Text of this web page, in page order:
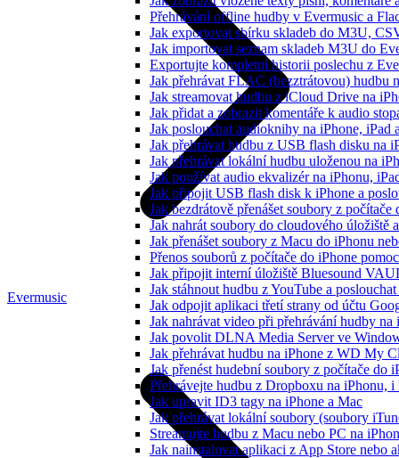
Přehrávání offline hudby v Evermusic a
Jak exportovat sbírku skladeb do M3U,
Jak importovat seznam skladeb M3U do
Exportujte kompletní historii poslechu z
Jak přehrávat FLAC (bezztrátovou) hudbu
Jak streamovat hudbu z iCloud Drive na
Jak přidat a zobrazit komentáře k audio
Jak poslouchat audioknihy na iPhone, iPad
Jak přehrávat hudbu z USB flash disku na
Jak přehrávat lokální hudbu uloženou na
Jak používat audio ekvalizér na iPhonu,
Jak připojit USB flash disk k iPhone a
Jak bezdrátově přenášet soubory z
Jak nahrát soubory do cloudového
Jak přenášet soubory z Macu do iPhonu
Přenos souborů z počítače do iPhone
Jak připojit interní úložiště Bluesound
Jak stáhnout hudbu z YouTube a
Jak odpojit aplikaci třetí strany od účtu
Jak nahrávat video při přehrávání hudby na
Jak povolit DLNA Media Server ve
Jak přehrávat hudbu na iPhone z WD My
Jak přenést hudební soubory z počítače
Přehrávejte hudbu z Dropboxu na iPhonu,
Jak upravit ID3 tagy na iPhone a Mac
Jak přehrávat lokální soubory (soubory
Streamujte hudbu z Macu nebo PC na
Jak nainstalovat aplikaci z App Store nebo
Evermusic